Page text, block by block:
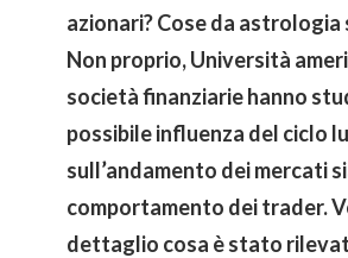
azionari? Cose da astrologia
Non proprio, Università
società finanziarie hanno
possibile influenza del ciclo
sull’andamento dei mercati
comportamento dei trader.
dettaglio cosa è stato